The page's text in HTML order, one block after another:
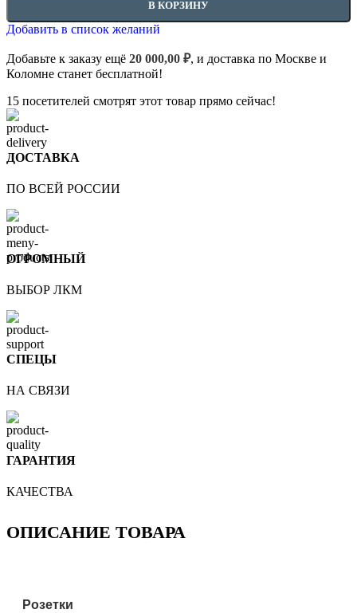
В КОРЗИНУ
Добавить в список желаний
Добавьте к заказу ещё 20 000,00 ₽, и доставка по Москве и
Коломне станет бесплатной!
15 посетителей смотрят этот товар прямо сейчас!
ДОСТАВКА
ПО ВСЕЙ РОССИИ
ОГРОМНЫЙ
ВЫБОР ЛКМ
СПЕЦЫ
НА СВЯЗИ
ГАРАНТИЯ
КАЧЕСТВА
ОПИСАНИЕ ТОВАРА
Розетки